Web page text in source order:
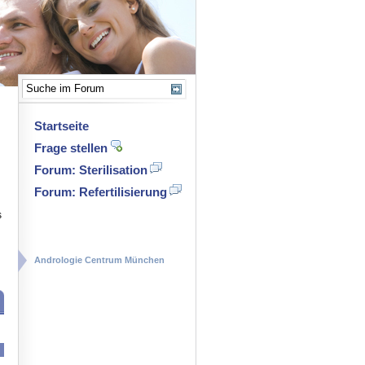
Startseite
Frage stellen
Forum: Sterilisation
Forum: Refertilisierung
Andrologie Centrum München